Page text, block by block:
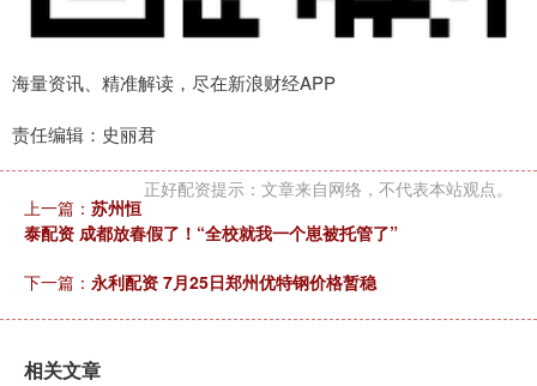
海量资讯、精准解读，尽在新浪财经APP
责任编辑：史丽君
正好配资提示：文章来自网络，不代表本站观点。
上一篇： 苏州恒
泰配资 成都放春假了！“全校就我一个崽被托管了”
下一篇： 永利配资 7月25日郑州优特钢价格暂稳
相关文章